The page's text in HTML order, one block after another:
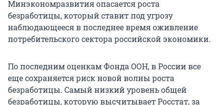
Минэкономразвития опасается роста
безработицы, который ставит под угрозу
наблюдающееся в последнее время оживление
потребительского сектора российской экономики.
По последним оценкам Фонда ООН, в России все
еще сохраняется риск новой волны роста
безработицы. Самый низкий уровень общей
безработицы, которую высчитывает Росстат, за